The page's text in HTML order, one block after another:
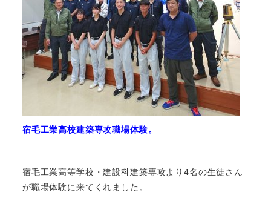
宿毛工業高校建築専攻職場体験。
宿毛工業高等学校・建設科建築専攻より4名の生徒さん
が職場体験に来てくれました。